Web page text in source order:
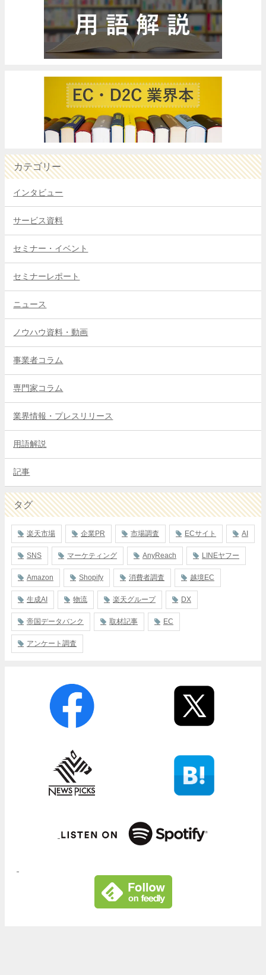
カテゴリー
インタビュー
サービス資料
セミナー・イベント
セミナーレポート
ニュース
ノウハウ資料・動画
事業者コラム
専門家コラム
業界情報・プレスリリース
用語解説
記事
タグ
楽天市場 企業PR 市場調査 ECサイト AI
SNS マーケティング AnyReach LINEヤフー
Amazon Shopify 消費者調査 越境EC
生成AI 物流 楽天グループ DX
帝国データバンク 取材記事 EC
アンケート調査